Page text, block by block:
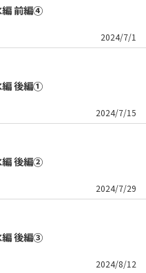
前編④
2024/7/1
後編①
2024/7/15
後編②
2024/7/29
後編③
2024/8/12